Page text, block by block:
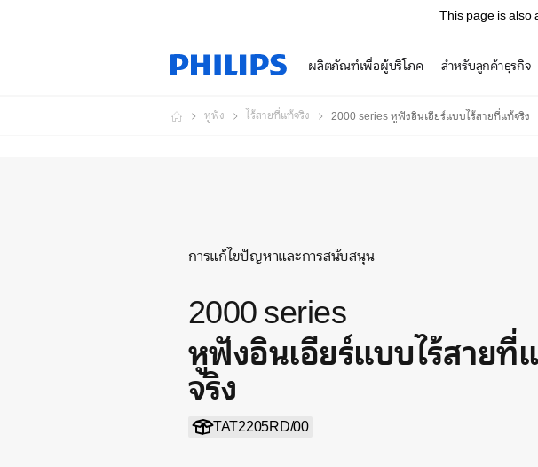
This page is also
ผลิตภัณฑ์เพื่อผู้บริโภค สำหรับลูกค้าธุรกิจ
หูฟัง ไร้สายที่แท้จริง 2000 series หูฟังอินเอียร์แบบไร้สายที่แท้จริง
การแก้ไขปัญหาและการสนับสนุน
2000 series
หูฟังอินเอียร์แบบไร้สายที่
จริง
TAT2205RD/00